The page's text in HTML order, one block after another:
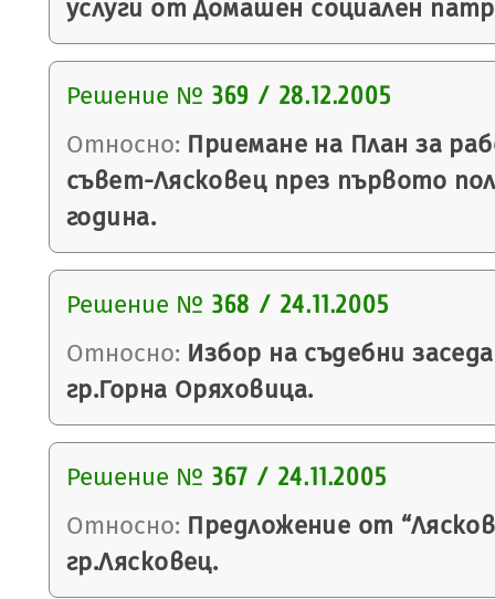
услуги от Домашен социален
Решение № 369 / 28.12.2005
Относно: Приемане на План за
съвет-Лясковец през първото
година.
Решение № 368 / 24.11.2005
Относно: Избор на съдебни
гр.Горна Оряховица.
Решение № 367 / 24.11.2005
Относно: Предложение от
гр.Лясковец.